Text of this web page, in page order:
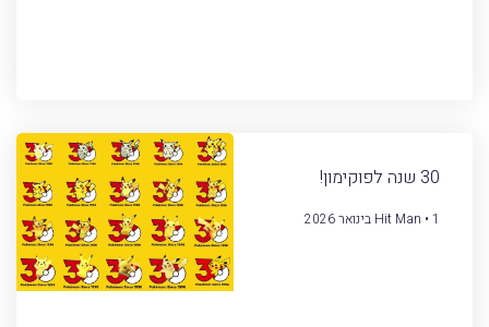
30 שנה לפוקימון!
Hit Man 1 בינואר 2026